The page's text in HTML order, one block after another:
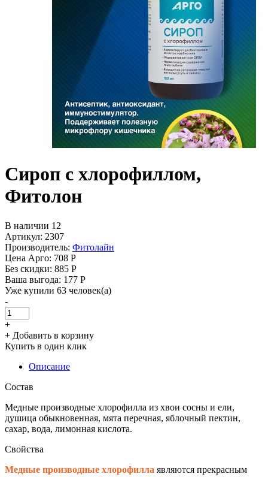
Сироп с хлорофиллом,
Фитолон
В наличии 12
Артикул: 2307
Производитель: Фитолайн
Цена Арго: 708 Р
Без скидки: 885 Р
Ваша выгода: 177 Р
Уже купили 63 человек(а)
-
+
+ Добавить в корзину
Купить в один клик
Описание
Состав
Медные производные хлорофилла из хвои сосны и ели,
душица обыкновенная, мята перечная, яблочный пектин,
сахар, вода, лимонная кислота.
Свойства
Медные производные хлорофилла являются прекрасным